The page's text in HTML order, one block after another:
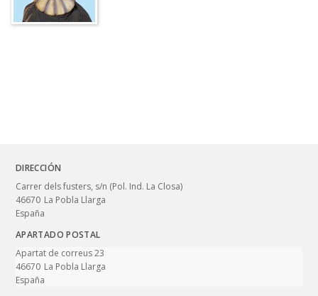
DIRECCIÓN
Carrer dels fusters, s/n (Pol. Ind. La Closa)
46670 La Pobla Llarga
España
APARTADO POSTAL
Apartat de correus 23
46670 La Pobla Llarga
España